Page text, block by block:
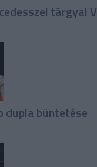
tárgyal
dupla büntetése